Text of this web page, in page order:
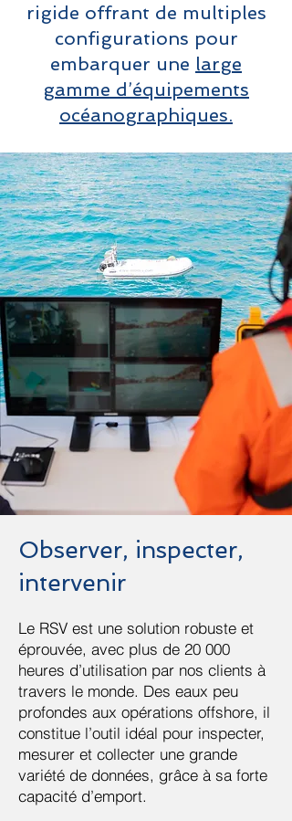
rigide offrant de multiples
configurations pour
embarquer une large
gamme d’équipements
océanographiques.
Observer, inspecter,
intervenir
Le RSV est une solution robuste et
éprouvée, avec plus de 20 000
heures d’utilisation par nos clients à
travers le monde. Des eaux peu
profondes aux opérations offshore, il
constitue l’outil idéal pour inspecter,
mesurer et collecter une grande
variété de données, grâce à sa forte
capacité d’emport.